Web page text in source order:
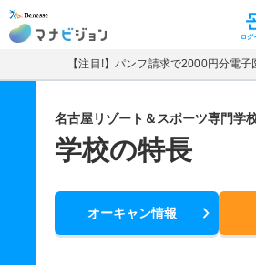
マナビジョン ログ
【注目!】パンフ請求で2000円分電
名古屋リゾート＆スポーツ専門学
学校の特長
オーキャン情報